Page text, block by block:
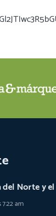
Norte y el
7:22 am